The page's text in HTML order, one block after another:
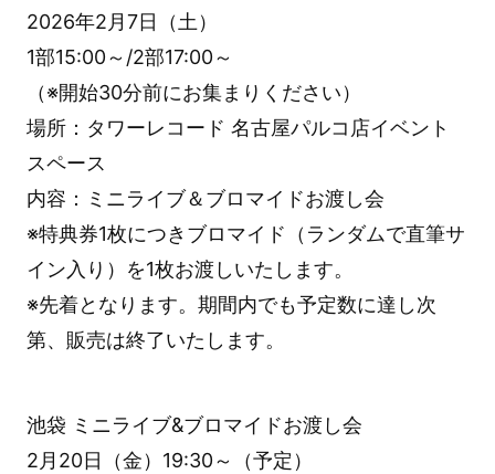
2026年2月7日（土）
1部15:00～/2部17:00～
（※開始30分前にお集まりください）
場所：タワーレコード 名古屋パルコ店イベント
スペース
内容：ミニライブ＆ブロマイドお渡し会
※特典券1枚につきブロマイド（ランダムで直筆サ
イン入り）を1枚お渡しいたします。
※先着となります。期間内でも予定数に達し次
第、販売は終了いたします。
池袋 ミニライブ&ブロマイドお渡し会
2月20日（金）19:30～（予定）